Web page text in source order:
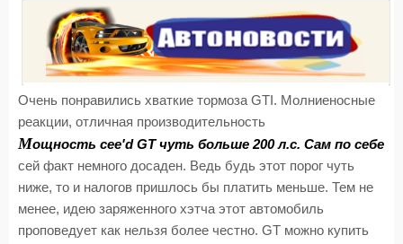
Очень понравились хваткие тормоза GTI. Молниеносные
реакции, отличная производительность
Мощность cee'd GT чуть больше 200 л.с. Сам по себе
сей факт немного досаден. Ведь будь этот порог чуть
ниже, то и налогов пришлось бы платить меньше. Тем не
менее, идею заряженного хэтча этот автомобиль
проповедует как нельзя более честно. GT можно купить